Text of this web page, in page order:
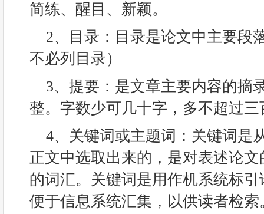
简练、醒目、新颖。
2、目录：目录是论文中主要段
不必列目录）
3、提要：是文章主要内容的摘
整。字数少可几十字，多不超过
4、关键词或主题词：关键词是
正文中选取出来的，是对表述论
的词汇。关键词是用作机系统标
便于信息系统汇集，以供读者检